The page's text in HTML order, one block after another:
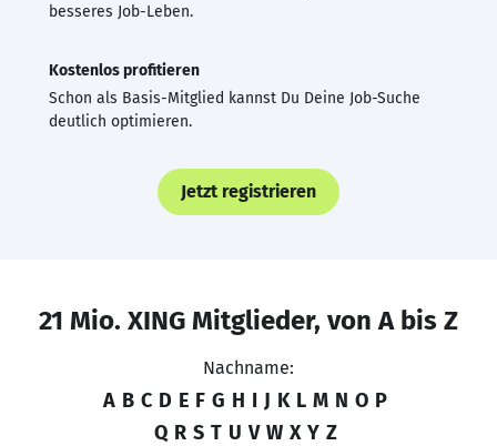
besseres Job-Leben.
Kostenlos profitieren
Schon als Basis-Mitglied kannst Du Deine Job-Suche
deutlich optimieren.
Jetzt registrieren
21 Mio. XING Mitglieder, von A bis Z
Nachname:
A B C D E F G H I J K L M N O P
Q R S T U V W X Y Z